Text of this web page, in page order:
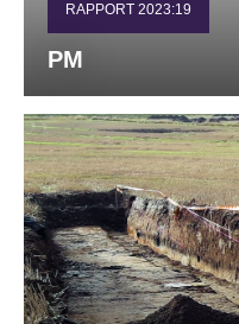
RAPPORT 2023:19
PM